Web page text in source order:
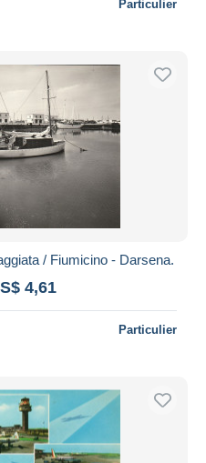
Particulier
/ Fiumicino - Darsena.
4,61
Particulier